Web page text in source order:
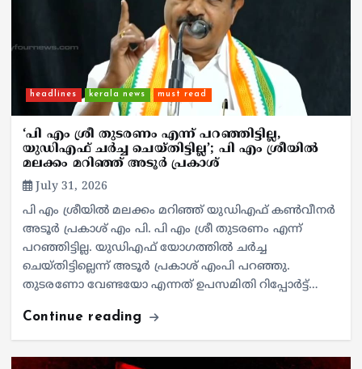
headlines kerala news must read
‘പി എം ശ്രീ തുടരണം എന്ന് പറഞ്ഞിട്ടില്ല,
യുഡിഎഫ് ചർച്ച ചെയ്തിട്ടില്ല’; പി എം ശ്രീയിൽ
മലക്കം മറിഞ്ഞ് അടൂർ പ്രകാശ്
July 31, 2026
പി എം ശ്രീയിൽ മലക്കം മറിഞ്ഞ് യുഡിഎഫ് കൺവീനർ
അടൂർ പ്രകാശ് എം പി. പി എം ശ്രീ തുടരണം എന്ന്
പറഞ്ഞിട്ടില്ല. യുഡിഎഫ് യോഗത്തിൽ ചർച്ച
ചെയ്തിട്ടില്ലെന്ന് അടൂർ പ്രകാശ് എംപി പറഞ്ഞു.
തുടരണോ വേണ്ടയോ എന്നത് ഉപസമിതി റിപ്പോർട്ട്…
Continue reading